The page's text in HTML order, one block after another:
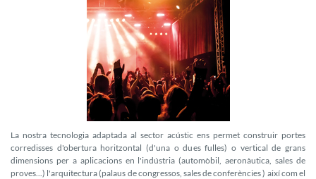
La nostra tecnologia adaptada al sector acústic ens permet construir portes
corredisses d'obertura horitzontal (d'una o dues fulles) o vertical de grans
dimensions per a aplicacions en l'indústria (automòbil, aeronàutica, sales de
proves...) l'arquitectura (palaus de congressos, sales de conferències ) així com el